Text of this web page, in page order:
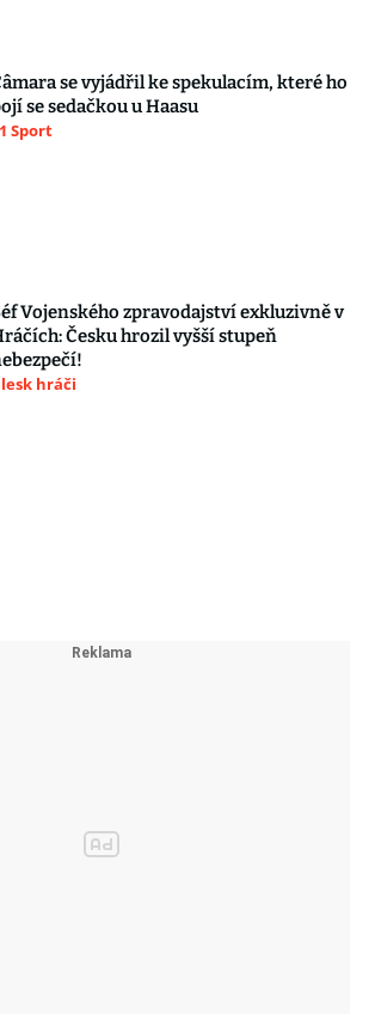
se vyjádřil ke spekulacím, které ho
se sedačkou u Haasu
Sport
Vojenského zpravodajství exkluzivně v
Česku hrozil vyšší stupeň
hráči